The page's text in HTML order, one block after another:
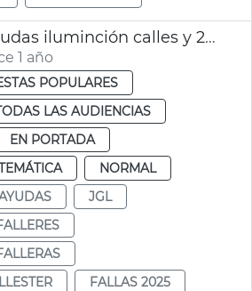
JGL convo ayudas iluminción calles y 25 aniversario fallas
1 año
POPULARES
LAS AUDIENCIAS
EN PORTADA
NORMAL
JGL
FALLAS 2025